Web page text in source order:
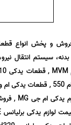
فروش و پخش انواع
سیستم انتقال